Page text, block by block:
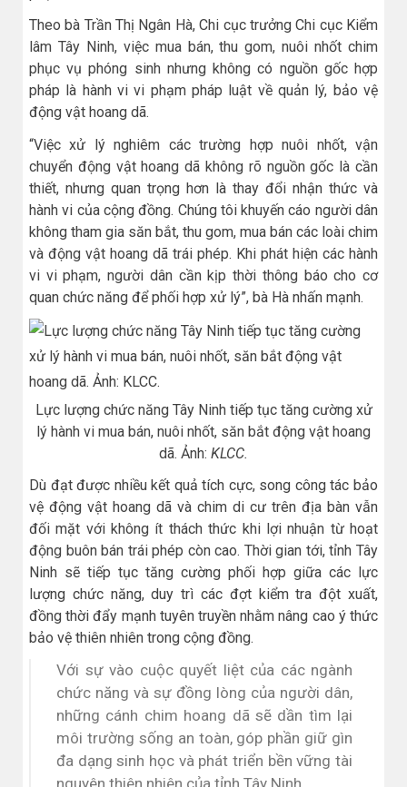
Theo bà Trần Thị Ngân Hà, Chi cục trưởng Chi cục Kiểm
lâm Tây Ninh, việc mua bán, thu gom, nuôi nhốt chim
phục vụ phóng sinh nhưng không có nguồn gốc hợp
pháp là hành vi vi phạm pháp luật về quản lý, bảo vệ
động vật hoang dã.
“Việc xử lý nghiêm các trường hợp nuôi nhốt, vận
chuyển động vật hoang dã không rõ nguồn gốc là cần
thiết, nhưng quan trọng hơn là thay đổi nhận thức và
hành vi của cộng đồng. Chúng tôi khuyến cáo người dân
không tham gia săn bắt, thu gom, mua bán các loài chim
và động vật hoang dã trái phép. Khi phát hiện các hành
vi vi phạm, người dân cần kịp thời thông báo cho cơ
quan chức năng để phối hợp xử lý”, bà Hà nhấn mạnh.
Lực lượng chức năng Tây Ninh tiếp tục tăng cường xử
lý hành vi mua bán, nuôi nhốt, săn bắt động vật hoang
dã. Ảnh: KLCC.
Dù đạt được nhiều kết quả tích cực, song công tác bảo
vệ động vật hoang dã và chim di cư trên địa bàn vẫn
đối mặt với không ít thách thức khi lợi nhuận từ hoạt
động buôn bán trái phép còn cao. Thời gian tới, tỉnh Tây
Ninh sẽ tiếp tục tăng cường phối hợp giữa các lực
lượng chức năng, duy trì các đợt kiểm tra đột xuất,
đồng thời đẩy mạnh tuyên truyền nhằm nâng cao ý thức
bảo vệ thiên nhiên trong cộng đồng.
Với sự vào cuộc quyết liệt của các ngành
chức năng và sự đồng lòng của người dân,
những cánh chim hoang dã sẽ dần tìm lại
môi trường sống an toàn, góp phần giữ gìn
đa dạng sinh học và phát triển bền vững tài